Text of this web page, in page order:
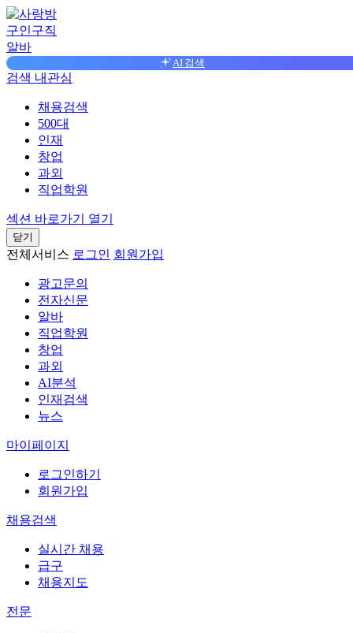
구인구직
알바
AI 검색
검색 내관심
채용검색
500대
인재
창업
과외
직업학원
섹션 바로가기 열기
닫기
전체서비스 로그인 회원가입
광고문의
전자신문
알바
직업학원
창업
과외
AI분석
인재검색
뉴스
마이페이지
로그인하기
회원가입
채용검색
실시간 채용
급구
채용지도
전문